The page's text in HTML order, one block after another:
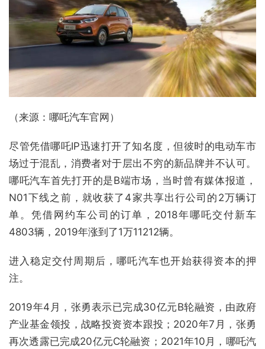
（来源：哪吒汽车官网）
尽管凭借哪吒IP迅速打开了知名度，但彼时的电动车市
场过于混乱，消费者对于层出不穷的新品牌并不认可。
哪吒汽车首先打开的是B端市场，当时曾有媒体报道，
N01下线之前，就收获了4家共享出行公司的2万辆订
单。凭借网约车公司的订单，2018年哪吒交付新车
4803辆，2019年涨到了1万11212辆。
进入稳定交付周期后，哪吒汽车也开始获得资本的押
注。
2019年4月，张勇表示已完成30亿元B轮融资，由政府
产业基金领投，战略投资资本跟投；2020年7月，张勇
再次透露已完成20亿元C轮融资；2021年10月，哪吒汽